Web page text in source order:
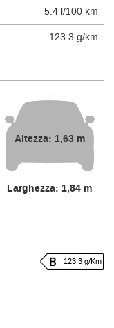
5.4 l/100 km
123.3 g/km
Altezza: 1,63 m
Larghezza: 1,84 m
123.3 g/Km